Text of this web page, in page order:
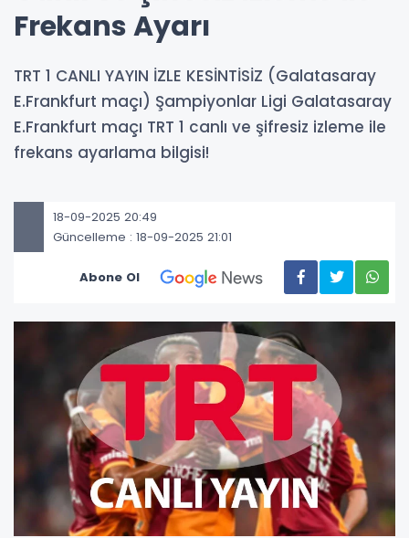
Frekans Ayarı
TRT 1 CANLI YAYIN İZLE KESİNTİSİZ (Galatasaray
E.Frankfurt maçı) Şampiyonlar Ligi Galatasaray
E.Frankfurt maçı TRT 1 canlı ve şifresiz izleme ile
frekans ayarlama bilgisi!
18-09-2025 20:49
Güncelleme : 18-09-2025 21:01
Abone Ol